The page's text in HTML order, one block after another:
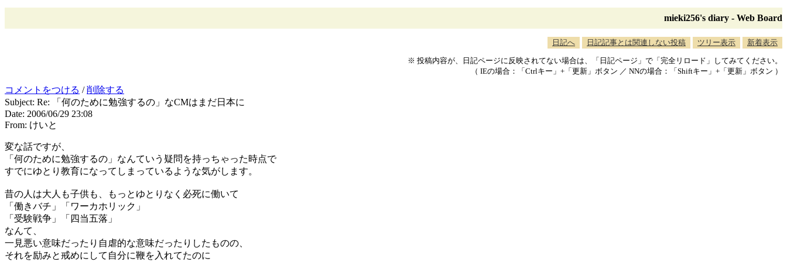
mieki256's diary - Web Board
日記へ 日記記事とは関連しない投稿 ツリー表示 新着表示
※ 投稿内容が、日記ページに反映されてない場合は、「日記ページ」で「完全リロード」してみてください。
（ IEの場合：「Ctrlキー」+「更新」ボタン ／ NNの場合：「Shiftキー」+「更新」ボタン ）
コメントをつける /削除する
Subject: Re: 「何のために勉強するの」なCMはまだ日本に
Date: 2006/06/29 23:08
From: けいと
変な話ですが、
「何のために勉強するの」なんていう疑問を持っちゃった時点で
すでにゆとり教育になってしまっているような気がします。
昔の人は大人も子供も、もっとゆとりなく必死に働いて
「働きバチ」「ワーカホリック」
「受験戦争」「四当五落」
なんて、
一見悪い意味だったり自虐的な意味だったりしたものの、
それを励みと戒めにして自分に鞭を入れてたのに